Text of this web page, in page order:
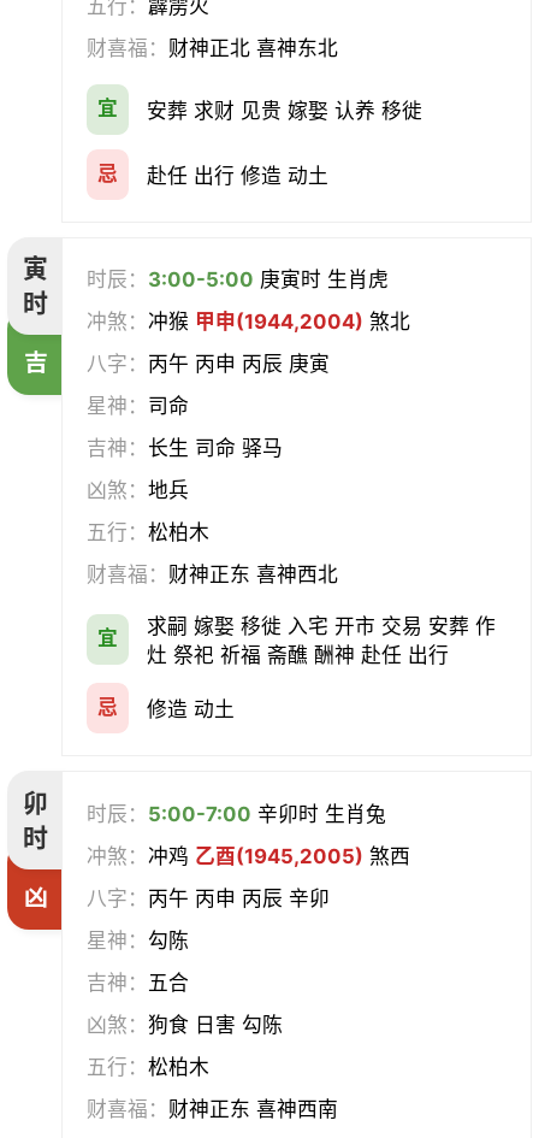
求医 治病 安机械
会亲友 伐木 架马
入学 结网 安碓硙
断蚁 归岫 修坟
破土 安葬 立碑
除服
修墓
五行：霹雳火
财喜福： 财神正北 喜神东北
宜 安葬 求财 见贵 嫁娶 认养 移徙
忌 赴任 出行 修造 动土
寅
时
吉
时辰： 3:00-5:00 庚寅时 生肖虎
冲煞：冲猴 甲申(1944,2004) 煞北
八字： 丙午 丙申 丙辰 庚寅
星神： 司命
吉神： 长生 司命 驿马
凶煞：地兵
五行：松柏木
财喜福： 财神正东 喜神西北
宜
求嗣 嫁娶 移徙 入宅 开市 交易 安葬 作
灶 祭祀 祈福 斋醮 酬神 赴任 出行
忌 修造 动土
卯
时
凶
时辰： 5:00-7:00 辛卯时 生肖兔
冲煞：冲鸡 乙酉(1945,2005) 煞西
八字： 丙午 丙申 丙辰 辛卯
星神： 勾陈
吉神： 五合
凶煞：狗食 日害 勾陈
五行：松柏木
财喜福： 财神正东 喜神西南